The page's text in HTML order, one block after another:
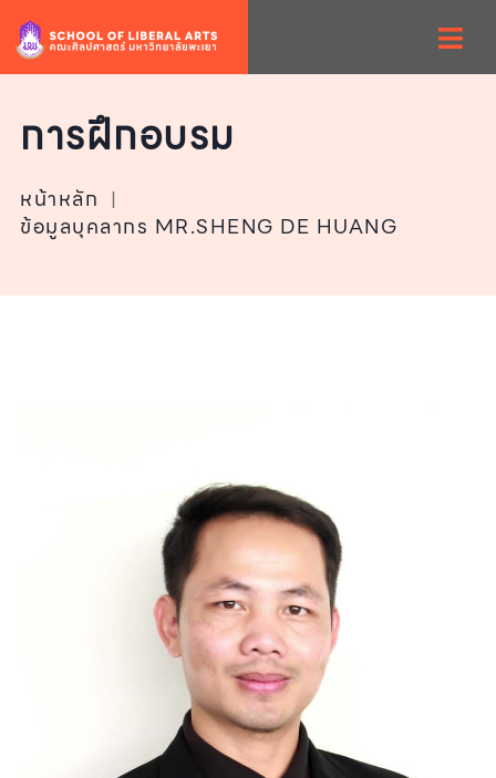
การฝึกอบรม
หน้าหลัก |
ข้อมูลบุคลากร MR.SHENG DE HUANG